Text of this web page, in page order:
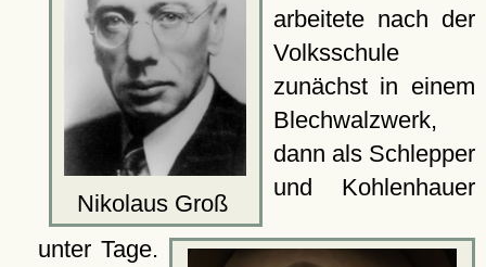
Nikolaus Groß
arbeitete nach der
Volksschule
zunächst in einem
Blechwalzwerk,
dann als Schlepper
und Kohlenhauer
unter Tage.